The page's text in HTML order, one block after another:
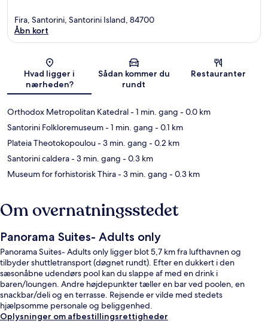
Kort
Fira, Santorini, Santorini Island, 84700
Åbn kort
Hvad ligger i
nærheden?
Sådan kommer du
rundt
Restauranter
Orthodox Metropolitan Katedral- 1 min. gang - 0.0 km
Santorini Folkloremuseum- 1 min. gang - 0.1 km
Plateia Theotokopoulou- 3 min. gang - 0.2 km
Santorini caldera- 3 min. gang - 0.3 km
Museum for forhistorisk Thira- 3 min. gang - 0.3 km
Om overnatningsstedet
Panorama Suites- Adults only
Panorama Suites- Adults only ligger blot 5,7 km fra lufthavnen og
tilbyder shuttletransport (døgnet rundt). Efter en dukkert i den
sæsonåbne udendørs pool kan du slappe af med en drink i
baren/loungen. Andre højdepunkter tæller en bar ved poolen, en
snackbar/deli og en terrasse. Rejsende er vilde med stedets
hjælpsomme personale og beliggenhed.
Oplysninger om afbestillingsrettigheder